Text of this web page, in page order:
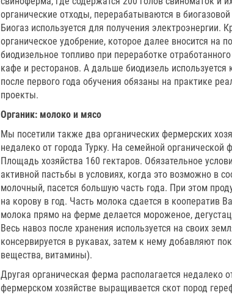
органические отходы, перерабатываются в
Биогаз используется для получения электроэнергии.
органическое удобрение, которое далее вносится на
биодизельное топливо при переработке
кафе и ресторанов. А дальше биодизель
после первого года обучения обязаны на практике
проекты.
Органик: молоко и мясо
Мы посетили также два органических фермерских
недалеко от города Турку. На семейной
Площадь хозяйства 160 гектаров. Обязательное
активной пастьбы в условиях, когда это возможно в
молочный, пасется большую часть года. При этом
на корову в год. Часть молока сдается в кооператив
молока прямо на ферме делается мороженое,
Весь навоз после хранения используется на своих
консервируется в рукавах, затем к нему добавляют
вещества, витамины).
Другая органическая ферма располагается недалеко
фермерском хозяйстве выращивается скот пород